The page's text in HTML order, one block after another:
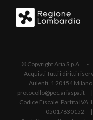
© Copyright Aria S.p.A. -
Acquisti Tutti i diritti
Aulenti, 1 20154
Codice Fiscale, Partita
05017630152 |